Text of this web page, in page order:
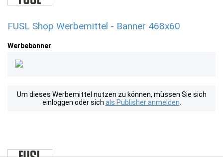
FUSL Shop Werbemittel - Banner 468x60
Werbebanner
Um dieses Werbemittel nutzen zu können, müssen Sie sich
einloggen oder sich als Publisher anmelden